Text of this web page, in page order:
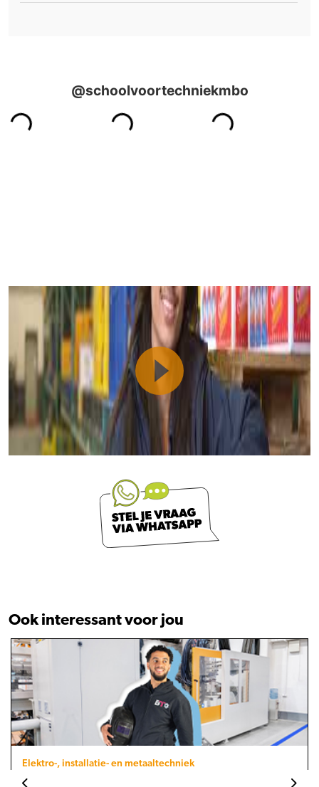
Ook interessant voor jou
Elektro-, installatie- en metaaltechniek